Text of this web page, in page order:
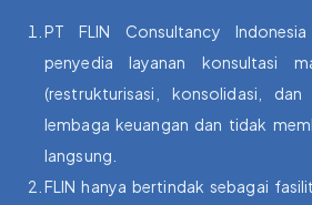
PT FLIN Consultancy Indonesia
penyedia layanan konsultasi
(restrukturisasi, konsolidasi, dan
lembaga keuangan dan tidak
langsung.
FLIN hanya bertindak sebagai